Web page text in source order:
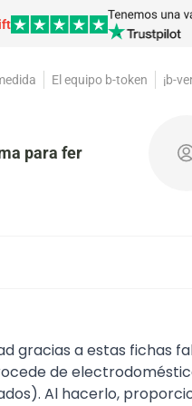
El equipo b-token ¡b-
para ferias
gracias a estas fichas
de
Al hacerlo,